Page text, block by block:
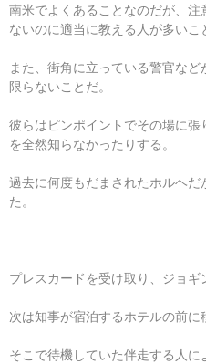
南米でよくあることなのだが、
ないのに適当に教える人が多いこ
また、街角に立っている警官な
限らないことだ。
彼らはピンポイントでその場に
を全然知らなかったりする。
過去に何度もだまされたホルヘ
た。
プレスカードを受け取り、ジョギ
次は知事が宿泊するホテルの前に
そこで待機していた伴走する人